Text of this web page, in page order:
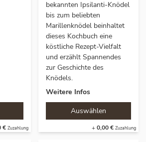
€ +0,00 €
bekannten Ipsilanti-Knödel
bis zum beliebten
Marillenknödel beinhaltet
dieses Kochbuch eine
köstliche Rezept-Vielfalt
und erzählt Spannendes
zur Geschichte des
Knödels.
Weitere Infos